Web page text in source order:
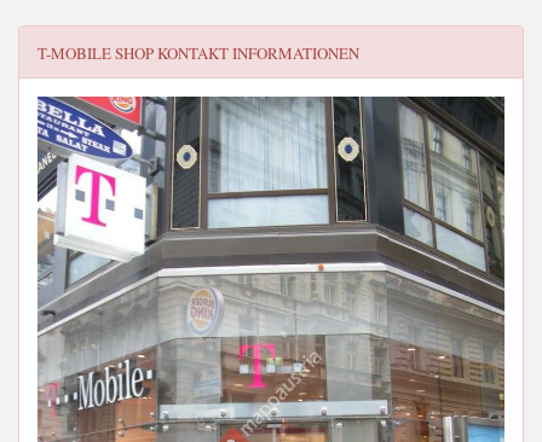
T-MOBILE SHOPKONTAKT INFORMATIONEN